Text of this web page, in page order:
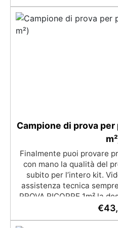
professionali: Sistema
raggi UV, duraturo e con
Personalizzabile:
Campione di prova
Finalmente puoi provare
con mano la qualità del
subito per l’intero kit.
assistenza tecnica
PROVA RICOPRE 1m² la
prodotto completo, nel
€